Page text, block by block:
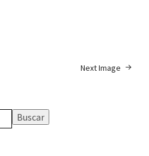
Next Image
Buscar